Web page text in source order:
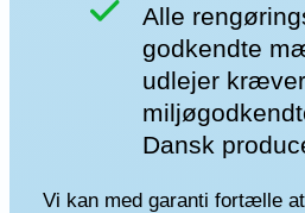
Alle
godkendte
udlejer
Dansk
Vi kan med garanti fortælle